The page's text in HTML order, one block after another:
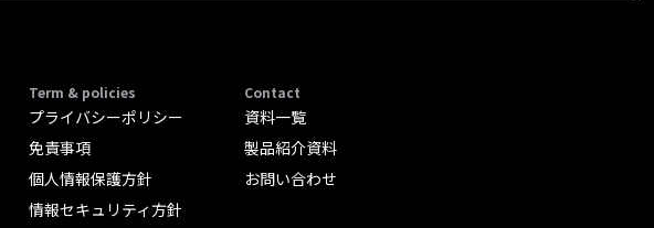
Term & policies
プライバシーポリシー
免責事項
個人情報保護方針
情報セキュリティ方針
Contact
資料一覧
製品紹介資料
お問い合わせ